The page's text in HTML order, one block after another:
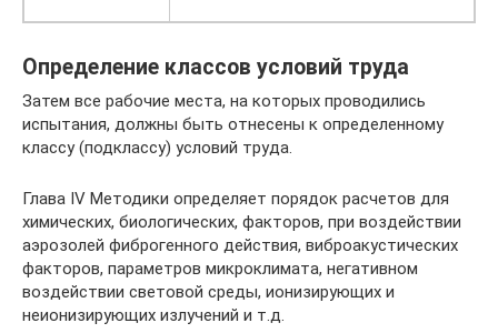
Определение классов условий труда
Затем все рабочие места, на которых проводились
испытания, должны быть отнесены к определенному
классу (подклассу) условий труда.
Глава IV Методики определяет порядок расчетов для
химических, биологических, факторов, при воздействии
аэрозолей фиброгенного действия, виброакустических
факторов, параметров микроклимата, негативном
воздействии световой среды, ионизирующих и
неионизирующих излучений и т.д.